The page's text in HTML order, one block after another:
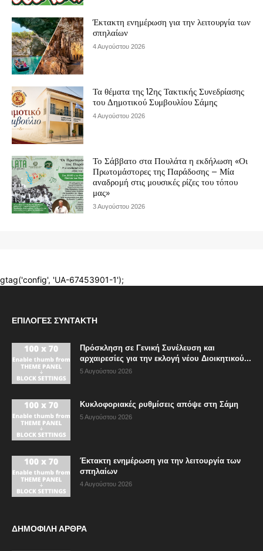
ΕΠΙΛΟΓΈΣ ΣΥΝΤΆΚΤΗ
Πρόσκληση σε Γενική Συνέλευση και
αρχαιρεσίες για την εκλογή νέου Διοικητικού...
5 Αυγούστου 2026
Κυκλοφοριακές ρυθμίσεις απόψε στη Σάμη
5 Αυγούστου 2026
Έκτακτη ενημέρωση για την λειτουργία των
σπηλαίων
4 Αυγούστου 2026
ΔΗΜΟΦΙΛΗ ΑΡΘΡΑ